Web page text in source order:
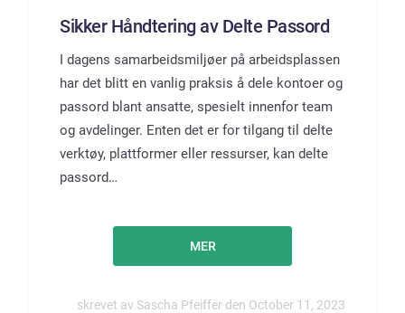
Sikker Håndtering av Delte Passord
I dagens samarbeidsmiljøer på arbeidsplassen
har det blitt en vanlig praksis å dele kontoer og
passord blant ansatte, spesielt innenfor team
og avdelinger. Enten det er for tilgang til delte
verktøy, plattformer eller ressurser, kan delte
passord…
MER
skrevet av Sascha Pfeiffer den October 11, 2023